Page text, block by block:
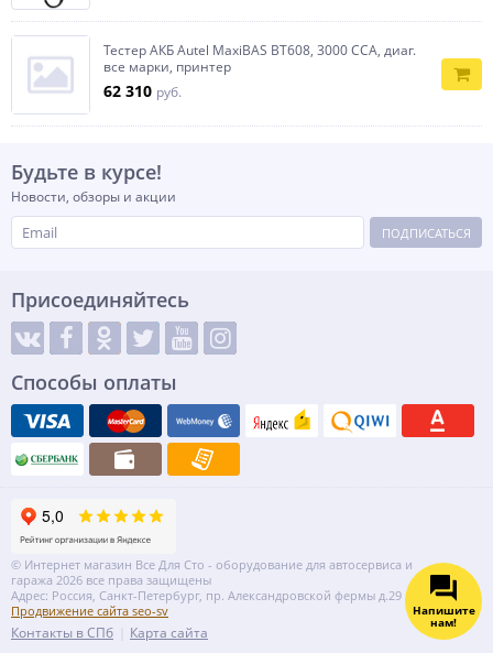
Тестер АКБ Autel MaxiBAS BT608, 3000 CCA, диаг.
все марки, принтер
62 310 руб.
Будьте в курсе!
Новости, обзоры и акции
ПОДПИСАТЬСЯ
Присоединяйтесь
Способы оплаты
© Интернет магазин Все Для Сто - оборудование для автосервиса и
гаража 2026 все права защищены
Адрес: Россия, Санкт-Петербург, пр. Александровской фермы д.29 литер ВГ
Продвижение сайта seo-sv
Контакты в СПб Карта сайта
Напишите
нам!